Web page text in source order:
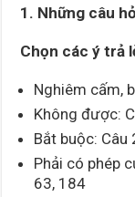
1. Những câu
Chọn các ý trả
Nghiêm cấm,
Không được:
Bắt buộc: Câu
Phải có phép
63, 184